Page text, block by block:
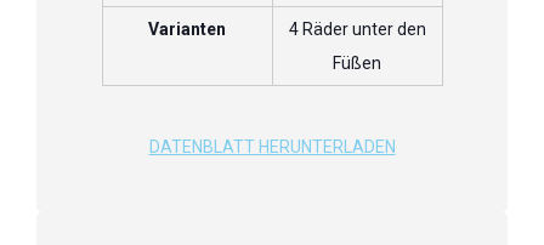
Varianten
4 Räder unter den
Füßen
DATENBLATT HERUNTERLADEN